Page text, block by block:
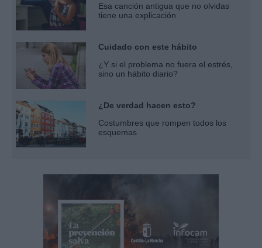
Esa canción antigua que no olvidas
tiene una explicación
Cuidado con este hábito
¿Y si el problema no fuera el estrés,
sino un hábito diario?
¿De verdad hacen esto?
Costumbres que rompen todos los
esquemas